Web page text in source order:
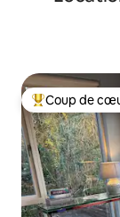
Coups de cœur
Coup de